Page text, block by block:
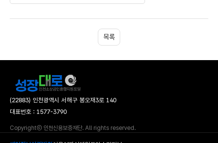
목록
(22883) 인천광역시 서해구 봉오재3로 140
대표번호 : 1577-3790
Copyrightⓒ 인천신용보증재단. All rights reserved.